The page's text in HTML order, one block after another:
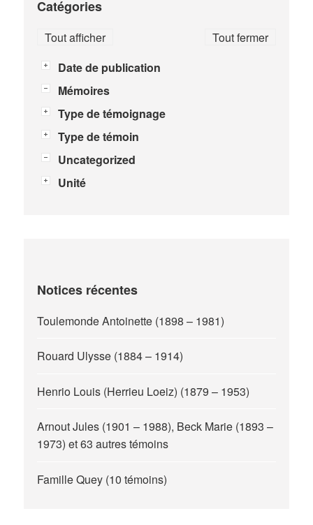
Catégories
Tout fermer
Tout afficher
Date de publication
Mémoires
Type de témoignage
Type de témoin
Uncategorized
Unité
Notices récentes
Toulemonde Antoinette (1898 – 1981)
Rouard Ulysse (1884 – 1914)
Henrio Louis (Herrieu Loeiz) (1879 – 1953)
Arnout Jules (1901 – 1988), Beck Marie (1893 –
1973) et 63 autres témoins
Famille Quey (10 témoins)